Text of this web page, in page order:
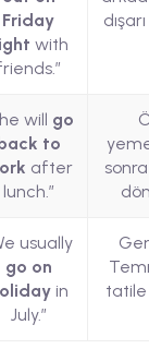
Friday
with
will go
to
after
lunch.”
usually
go on
in
July.”